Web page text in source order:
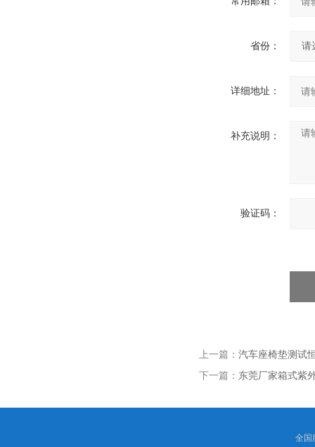
省份：
详细地址：
补充说明：
验证码：
上一篇： 汽车座椅垫测试
下一篇： 东莞厂家箱式紫
全国